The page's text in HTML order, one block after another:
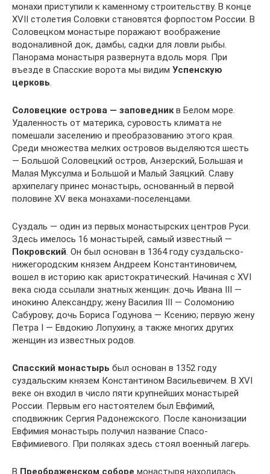
монахи приступили к каменному строительству. В конце
XVII столетия Соловки становятся форпостом России. В
Соловецком монастыре поражают воображение
водоналивной док, дамбы, садки для ловли рыбы.
Панорама монастыря развернута вдоль моря. При
въезде в Спасские ворота мы видим Успенскую
церковь.
Соловецкие острова — заповедникв Белом море.
Удаленность от материка, суровость климата не
помешали заселению и преобразованию этого края.
Среди множества мелких островов выделяются шесть
— Большой Соловецкий остров, Анзерский, Большая и
Малая Муксулма и Большой и Малый Заяцкий. Славу
архипелагу принес монастырь, основанный в первой
половине XV века монахами-поселенцами.
Суздаль — один из первых монастырских центров Руси.
Здесь имелось 16 монастырей, самый известный —
Покровский. Он был основан в 1364 году суздальско-
нижегородским князем Андреем Константиновичем,
вошел в историю как аристократический. Начиная с XVI
века сюда ссылали знатных женщин: дочь Ивана III —
инокиню Александру; жену Василия III — Соломонию
Сабурову; дочь Бориса Годунова — Ксению; первую жену
Петра I — Евдокию Лопухину, а также многих других
женщин из известных родов.
Спасский монастырь был основан в 1352 году
суздальским князем Константином Васильевичем. В XVI
веке он входил в число пяти крупнейших монастырей
России. Первым его настоятелем был Евфимий,
сподвижник Сергия Радонежского. После канонизации
Евфимия монастырь получил название Спасо-
Евфимиевого. При поляках здесь стоял военный лагерь.
В Преображенском соборе монастыря находилась